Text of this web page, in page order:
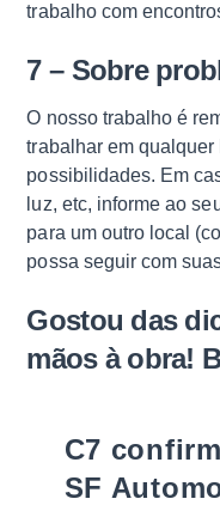
trabalho com
7 – Sobre
O nosso trabalho é
trabalhar em qualquer
possibilidades. Em
luz, etc, informe ao
para um outro local
possa seguir com
Gostou das
mãos à obra!
C7
SF